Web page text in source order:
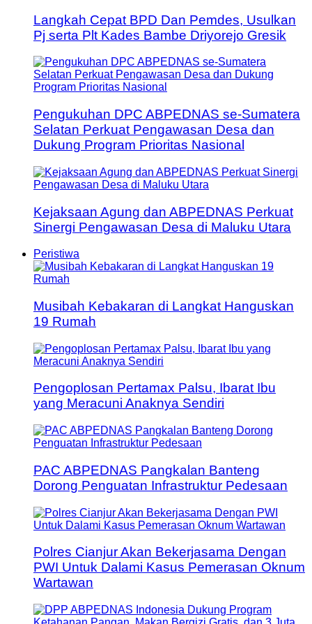
Langkah Cepat BPD Dan Pemdes, Usulkan
Pj serta Plt Kades Bambe Driyorejo Gresik
Pengukuhan DPC ABPEDNAS se-Sumatera
Selatan Perkuat Pengawasan Desa dan
Dukung Program Prioritas Nasional
Kejaksaan Agung dan ABPEDNAS Perkuat
Sinergi Pengawasan Desa di Maluku Utara
Peristiwa
Musibah Kebakaran di Langkat Hanguskan
19 Rumah
Pengoplosan Pertamax Palsu, Ibarat Ibu
yang Meracuni Anaknya Sendiri
PAC ABPEDNAS Pangkalan Banteng
Dorong Penguatan Infrastruktur Pedesaan
Polres Cianjur Akan Bekerjasama Dengan
PWI Untuk Dalami Kasus Pemerasan Oknum
Wartawan